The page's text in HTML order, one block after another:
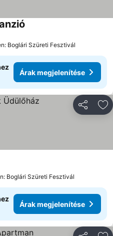
Boglári Szüreti Fesztivál
Árak megjelenítése
Boglári Szüreti Fesztivál
Árak megjelenítése